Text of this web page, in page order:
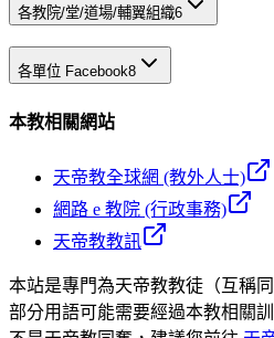
各教院/堂/道場/輔翼組織6
各單位 Facebook8
本教相關網站
天帝教全球網 (教外人士)
網路 e 教院 (行政事務)
天帝教教訊
本站是專門為天帝教教徒（互稱
部分用語可能需要經過本教相關